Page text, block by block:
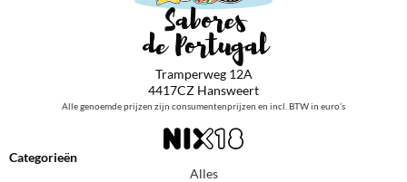
Tramperweg 12A
4417CZ Hansweert
Alle genoemde prijzen zijn consumentenprijzen en incl. BTW in euro’s
Categorieën
Alles